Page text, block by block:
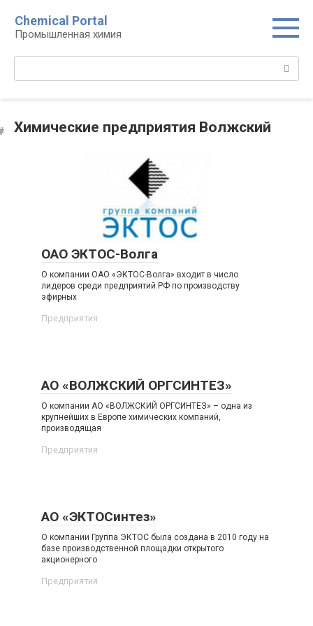
контенту
Chemical Portal
Промышленная химия
Химические предприятия Волжский
ОАО ЭКТОС-Волга
О компании ОАО «ЭКТОС-Волга» входит в число
лидеров среди предприятий РФ по производству
эфирных
Предприятия
АО «ВОЛЖСКИЙ ОРГСИНТЕЗ»
О компании АО «ВОЛЖСКИЙ ОРГСИНТЕЗ» – одна из
крупнейших в Европе химических компаний,
производящая
Предприятия
АО «ЭКТОСинтез»
О компании Группа ЭКТОС была создана в 2010 году на
базе производственной площадки открытого
акционерного
Предприятия